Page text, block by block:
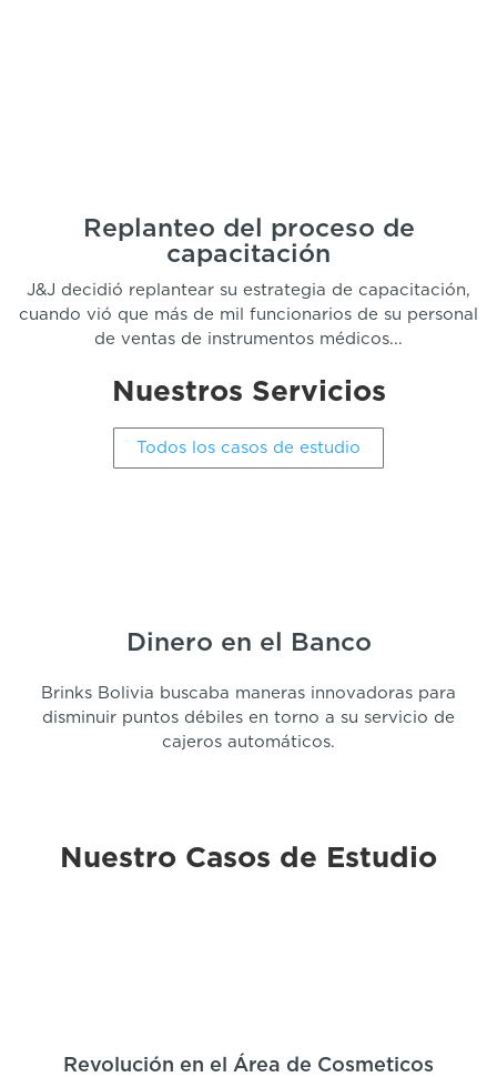
Replanteo del proceso de
capacitación
J&J decidió replantear su estrategia de capacitación,
cuando vió que más de mil funcionarios de su personal
de ventas de instrumentos médicos...
Nuestros Servicios
Todos los casos de estudio
Dinero en el Banco
Brinks Bolivia buscaba maneras innovadoras para
disminuir puntos débiles en torno a su servicio de
cajeros automáticos.
Nuestro Casos de Estudio
Revolución en el Área de Cosmeticos